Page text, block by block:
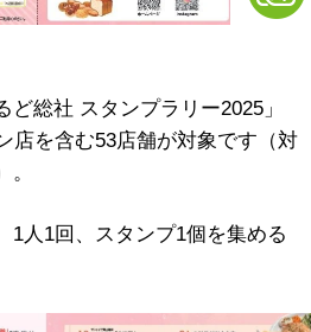
総社 スタンプラリー2025」
店を含む53店舗が対象です（対
人1回、スタンプ1個を集める